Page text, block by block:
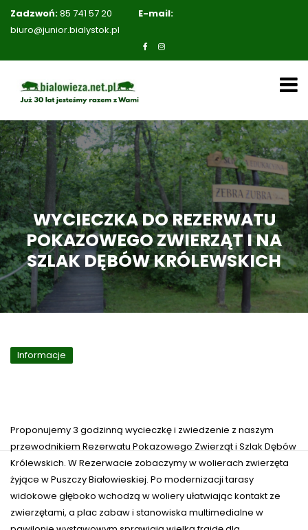
Zadzwoń:85 741 57 20
E-mail:
biuro@junior.bialystok.pl
WYCIECZKA DO REZERWATU
POKAZOWEGO ZWIERZĄT I NA
SZLAK DĘBÓW KRÓLEWSKICH
Informacje
Proponujemy 3 godzinną wycieczkę i zwiedzenie z naszym
przewodnikiem Rezerwatu Pokazowego Zwierząt i Szlak Dębów
Królewskich. W Rezerwacie zobaczymy w wolierach zwierzęta
żyjące w Puszczy Białowieskiej. Po modernizacji tarasy
widokowe głęboko wchodzą w woliery ułatwiając kontakt ze
zwierzętami, a plac zabaw i stanowiska multimedialne w